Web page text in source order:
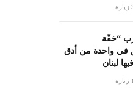
زيارة
“خفّة
في واحدة من أدق
لبنان
زيارة